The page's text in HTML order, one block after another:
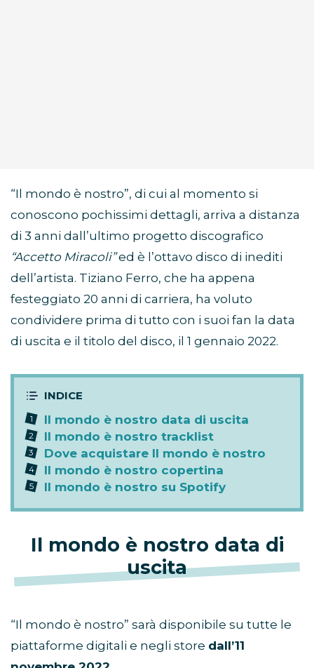
“Il mondo è nostro”, di cui al momento si
conoscono pochissimi dettagli, arriva a distanza
di 3 anni dall’ultimo progetto discografico
“Accetto Miracoli”ed è l’ottavo disco di inediti
dell’artista. Tiziano Ferro, che ha appena
festeggiato 20 anni di carriera, ha voluto
condividere prima di tutto con i suoi fan la data
di uscita e il titolo del disco, il 1 gennaio 2022.
Il mondo è nostro data di uscita
Il mondo è nostro tracklist
Dove acquistare Il mondo è nostro
Il mondo è nostro copertina
Il mondo è nostro su Spotify
Il mondo è nostro data di
uscita
“Il mondo è nostro” sarà disponibile su tutte le
piattaforme digitali e negli store dall’11